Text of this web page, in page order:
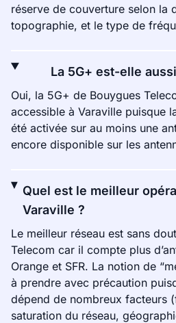
réserve de couverture selon la
topographie, et le type de
La 5G+ est-elle
Oui, la 5G+ de Bouygues
accessible à Varaville puisque
été activée sur au moins une
encore disponible sur les
Quel est le meilleur
Varaville ?
Le meilleur réseau est sans
Telecom car il compte plus
Orange et SFR. La notion de
à prendre avec précaution
dépend de nombreux facteurs
saturation du réseau,